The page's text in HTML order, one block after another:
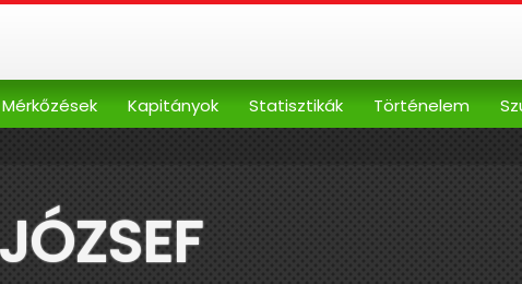
Mérkőzések Kapitányok Statisztikák Történelem